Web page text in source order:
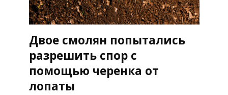
Двое смолян попытались
разрешить спор с
помощью черенка от
лопаты